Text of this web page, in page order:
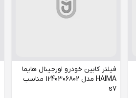
فیلتر کابین خودرو اورجینال هایما
HAIMA مدل 1240306802 مناسب
s7